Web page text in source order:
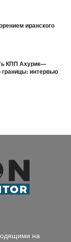
иранского
КПП Ахурик—
интервью
на